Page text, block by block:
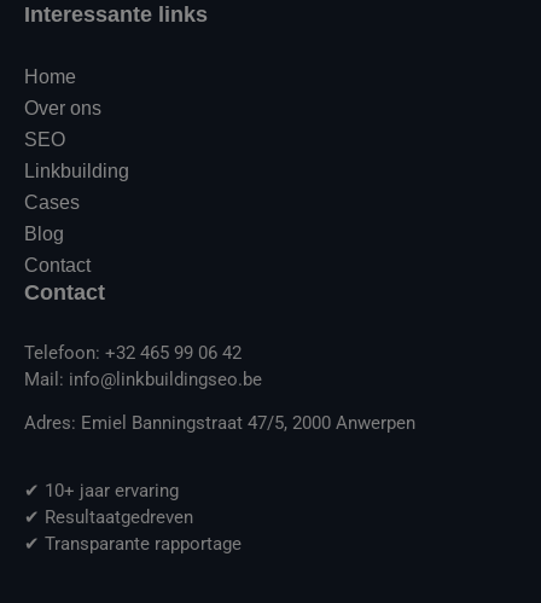
Interessante links
Home
Over ons
SEO
Linkbuilding
Cases
Blog
Contact
Contact
Telefoon: +32 465 99 06 42
Mail: info@linkbuildingseo.be
Adres: Emiel Banningstraat 47/5, 2000 Anwerpen
✔ 10+ jaar ervaring
✔ Resultaatgedreven
✔ Transparante rapportage